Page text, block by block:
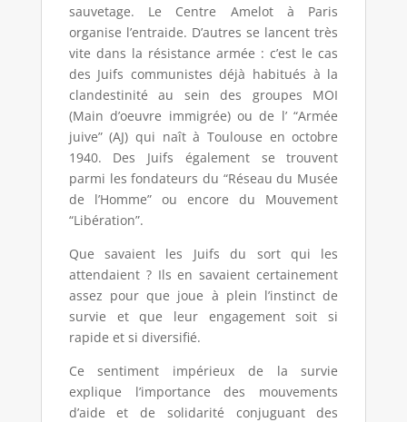
sauvetage. Le Centre Amelot à Paris
organise l’entraide. D’autres se lancent très
vite dans la résistance armée : c’est le cas
des Juifs communistes déjà habitués à la
clandestinité au sein des groupes MOI
(Main d’oeuvre immigrée) ou de l’ “Armée
juive” (AJ) qui naît à Toulouse en octobre
1940. Des Juifs également se trouvent
parmi les fondateurs du “Réseau du Musée
de l’Homme” ou encore du Mouvement
“Libération”.
Que savaient les Juifs du sort qui les
attendaient ? Ils en savaient certainement
assez pour que joue à plein l’instinct de
survie et que leur engagement soit si
rapide et si diversifié.
Ce sentiment impérieux de la survie
explique l’importance des mouvements
d’aide et de solidarité conjuguant des